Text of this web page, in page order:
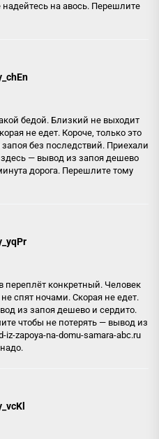
надейтесь на авось. Перешлите
бедой. Близкий не выходит
не едет. Короче, только это
без последствий. Приехали
— вывод из запоя дешево
дорога. Перешлите тому
переплёт конкретный. Человек
спят ночами. Скорая не едет.
из запоя дешево и сердито.
чтобы не потерять — вывод из
iz-zapoya-na-domu-samara-abc.ru